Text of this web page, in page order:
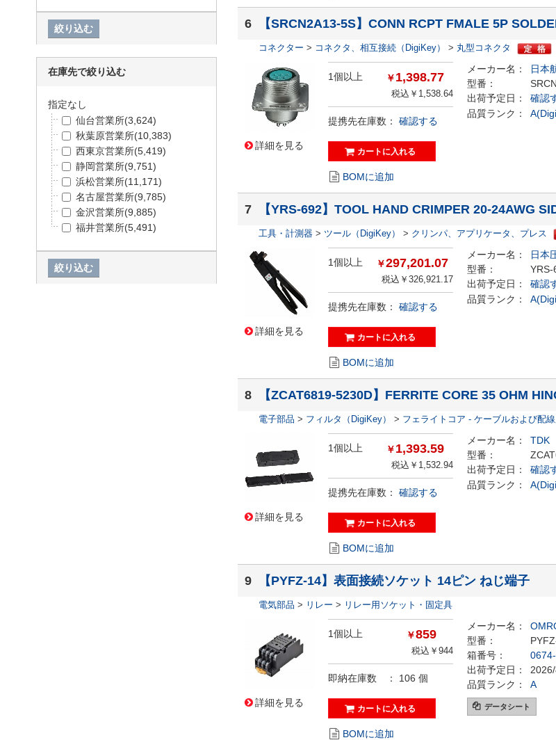
6 【SRCN2A13-5S】CONN RCPT FMALE 5P
コネクター > コネクタ、相互接続（DigiKey） > 丸型コネクタ
詳細を見る
1個以上 ￥1,398.77
税込￥1,538.64
提携先在庫数： 確認する
BOMに追加
メーカー名：
日本
型番：
出荷予定日：
確認
品質ランク：
7 【YRS-692】TOOL HAND CRIMPER 20-24AWG
工具・計測器 > ツール（DigiKey） > クリンパ、アプリケータ、プレス
詳細を見る
1個以上 ￥297,201.07
税込￥326,921.17
提携先在庫数： 確認する
BOMに追加
メーカー名：
日本
型番：
YRS-
出荷予定日：
確認
品質ランク：
8 【ZCAT6819-5230D】FERRITE CORE 35 OHM
電子部品 > フィルタ（DigiKey） > フェライトコア - ケーブルおよび配線
詳細を見る
1個以上 ￥1,393.59
税込￥1,532.94
提携先在庫数： 確認する
BOMに追加
メーカー名：
TDK
型番：
出荷予定日：
確認
品質ランク：
9 【PYFZ-14】表面接続ソケット 14ピン ねじ端子
電気部品 > リレー > リレー用ソケット・固定具
詳細を見る
1個以上 ￥859
税込￥944
即納在庫数 ： 106 個
BOMに追加
メーカー名：
型番：
箱番号：
出荷予定日：
品質ランク：
A
データシート
OMRON(86,821)
TDK
Bourns Inc.
ROHM(76,224)
IDEC(75,657)
8)
RS PRO(65,537)
SIEMENS(65,220)
Pasternack(65,024)
3M(64,007)
Murrelektronik (61,892)
フェニックス・コンタクト
0,472)
トラスコ (60,025)
Amphenol Communications S
olutions
在庫先で絞り込む
指定なし
仙台営業所(3,624)
秋葉原営業所(10,383)
西東京営業所(5,419)
静岡営業所(9,751)
浜松営業所(11,171)
名古屋営業所(9,785)
金沢営業所(9,885)
福井営業所(5,491)